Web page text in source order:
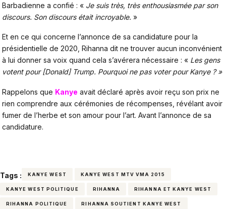
Barbadienne a confié : « Je suis très, très enthousiasmée par son
discours. Son discours était incroyable. »
Et en ce qui concerne l’annonce de sa candidature pour la
présidentielle de 2020, Rihanna dit ne trouver aucun inconvénient
à lui donner sa voix quand cela s’avérera nécessaire : « Les gens
votent pour [Donald] Trump. Pourquoi ne pas voter pour Kanye ? »
Rappelons que Kanye avait déclaré après avoir reçu son prix ne
rien comprendre aux cérémonies de récompenses, révélant avoir
fumer de l’herbe et son amour pour l’art. Avant l’annonce de sa
candidature.
Tags : KANYE WEST KANYE WEST MTV VMA 2015
KANYE WEST POLITIQUE RIHANNA RIHANNA ET KANYE WEST
RIHANNA POLITIQUE RIHANNA SOUTIENT KANYE WEST